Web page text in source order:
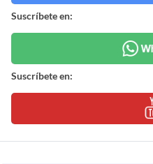
Suscríbete en:
Suscríbete en: